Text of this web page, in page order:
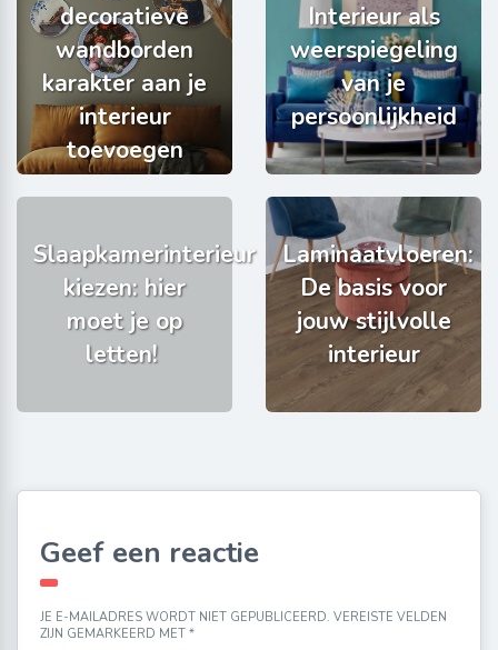
decoratieve
wandborden
karakter aan je
interieur
toevoegen
Interieur als
weerspiegeling
van je
persoonlijkheid
Slaapkamerinterieur
kiezen: hier
moet je op
letten!
Laminaatvloeren:
De basis voor
jouw stijlvolle
interieur
Geef een reactie
JE E-MAILADRES WORDT NIET GEPUBLICEERD. VEREISTE VELDEN
ZIJN GEMARKEERD MET *